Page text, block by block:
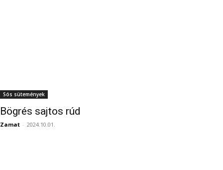
Sós sütemények
Bögrés sajtos rúd
Zamat - 2024.10.01.